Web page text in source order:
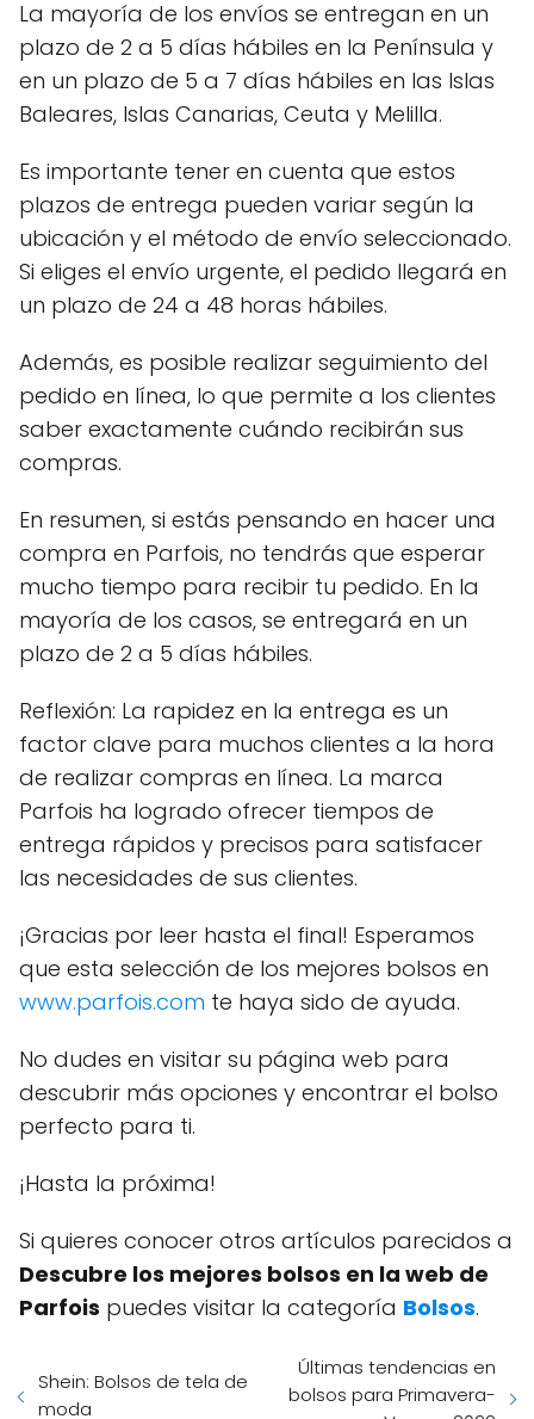
La mayoría de los envíos se entregan en un
plazo de 2 a 5 días hábiles en la Península y
en un plazo de 5 a 7 días hábiles en las Islas
Baleares, Islas Canarias, Ceuta y Melilla.
Es importante tener en cuenta que estos
plazos de entrega pueden variar según la
ubicación y el método de envío seleccionado.
Si eliges el envío urgente, el pedido llegará en
un plazo de 24 a 48 horas hábiles.
Además, es posible realizar seguimiento del
pedido en línea, lo que permite a los clientes
saber exactamente cuándo recibirán sus
compras.
En resumen, si estás pensando en hacer una
compra en Parfois, no tendrás que esperar
mucho tiempo para recibir tu pedido. En la
mayoría de los casos, se entregará en un
plazo de 2 a 5 días hábiles.
Reflexión: La rapidez en la entrega es un
factor clave para muchos clientes a la hora
de realizar compras en línea. La marca
Parfois ha logrado ofrecer tiempos de
entrega rápidos y precisos para satisfacer
las necesidades de sus clientes.
¡Gracias por leer hasta el final! Esperamos
que esta selección de los mejores bolsos en
www.parfois.com te haya sido de ayuda.
No dudes en visitar su página web para
descubrir más opciones y encontrar el bolso
perfecto para ti.
¡Hasta la próxima!
Si quieres conocer otros artículos parecidos a
Descubre los mejores bolsos en la web de
Parfois puedes visitar la categoría Bolsos.
Shein: Bolsos de tela de
moda
Últimas tendencias en
bolsos para Primavera-